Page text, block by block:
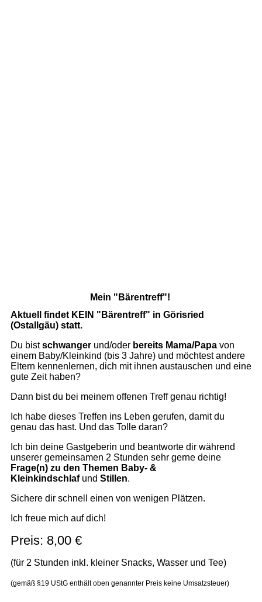
Mein "Bärentreff"!
Aktuell findet KEIN "Bärentreff" in Görisried
(Ostallgäu) statt.
Du bistschwangerund/oder bereits Mama/Papavon
einem Baby/Kleinkind (bis 3 Jahre) und möchtest andere
Eltern kennenlernen, dich mit ihnen austauschen und eine
gute Zeit haben?
Dann bist du bei meinem offenen Treff genau richtig!
Ich habe dieses Treffen ins Leben gerufen, damit du
genau das hast. Und das Tolle daran?
Ich bin deine Gastgeberin und beantworte dir während
unserer gemeinsamen 2 Stunden sehr gerne deine
Frage(n) zu den Themen Baby- &
Kleinkindschlafund Stillen.
Sichere dir schnell einen von wenigen Plätzen.
Ich freue mich auf dich!
Preis: 8,00 €
(für 2 Stunden inkl. kleiner Snacks, Wasser und Tee)
(gemäß §19 UStG enthält oben genannter Preis keine Umsatzsteuer)